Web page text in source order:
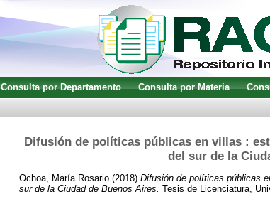
Consulta por Departamento Consulta por Materia
Difusión de políticas públicas en villas :
del sur de la
Ochoa, María Rosario (2018) Difusión de políticas públicas
sur de la Ciudad de Buenos Aires. Tesis de Licenciatura,